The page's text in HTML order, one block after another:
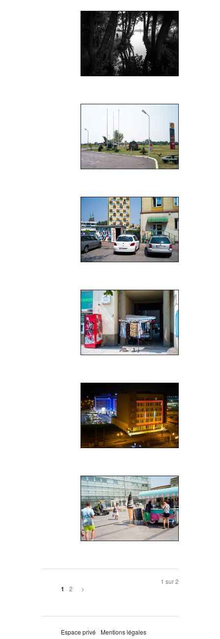
1 sur 2
1
2 >
Espace privé Mentions légales